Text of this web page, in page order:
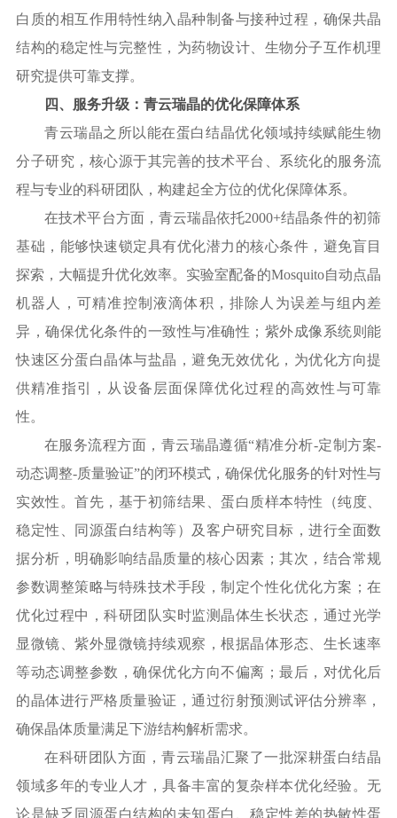
白质的相互作用特性纳入晶种制备与接种过程，确保共晶
结构的稳定性与完整性，为药物设计、生物分子互作机理
研究提供可靠支撑。
四、服务升级：青云瑞晶的优化保障体系
青云瑞晶之所以能在蛋白结晶优化领域持续赋能生物
分子研究，核心源于其完善的技术平台、系统化的服务流
程与专业的科研团队，构建起全方位的优化保障体系。
在技术平台方面，青云瑞晶依托2000+结晶条件的初筛
基础，能够快速锁定具有优化潜力的核心条件，避免盲目
探索，大幅提升优化效率。实验室配备的Mosquito自动点晶
机器人，可精准控制液滴体积，排除人为误差与组内差
异，确保优化条件的一致性与准确性；紫外成像系统则能
快速区分蛋白晶体与盐晶，避免无效优化，为优化方向提
供精准指引，从设备层面保障优化过程的高效性与可靠
性。
在服务流程方面，青云瑞晶遵循“精准分析-定制方案-
动态调整-质量验证”的闭环模式，确保优化服务的针对性与
实效性。首先，基于初筛结果、蛋白质样本特性（纯度、
稳定性、同源蛋白结构等）及客户研究目标，进行全面数
据分析，明确影响结晶质量的核心因素；其次，结合常规
参数调整策略与特殊技术手段，制定个性化优化方案；在
优化过程中，科研团队实时监测晶体生长状态，通过光学
显微镜、紫外显微镜持续观察，根据晶体形态、生长速率
等动态调整参数，确保优化方向不偏离；最后，对优化后
的晶体进行严格质量验证，通过衍射预测试评估分辨率，
确保晶体质量满足下游结构解析需求。
在科研团队方面，青云瑞晶汇聚了一批深耕蛋白结晶
领域多年的专业人才，具备丰富的复杂样本优化经验。无
论是缺乏同源蛋白结构的未知蛋白、稳定性差的热敏性蛋